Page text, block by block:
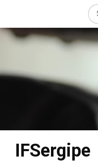
IFSergipe